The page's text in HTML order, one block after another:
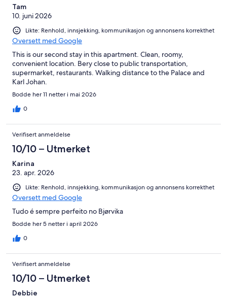
Tam
10. juni 2026
Likte: Renhold, innsjekking, kommunikasjon og annonsens korrekthet
Oversett med Google
This is our second stay in this apartment. Clean, roomy,
convenient location. Bery close to public transportation,
supermarket, restaurants. Walking distance to the Palace and
Karl Johan.
Bodde her 11 netter i mai 2026
0
Verifisert anmeldelse
10/10 – Utmerket
Karina
23. apr. 2026
Likte: Renhold, innsjekking, kommunikasjon og annonsens korrekthet
Oversett med Google
Tudo é sempre perfeito no Bjørvika
Bodde her 5 netter i april 2026
0
Verifisert anmeldelse
10/10 – Utmerket
Debbie